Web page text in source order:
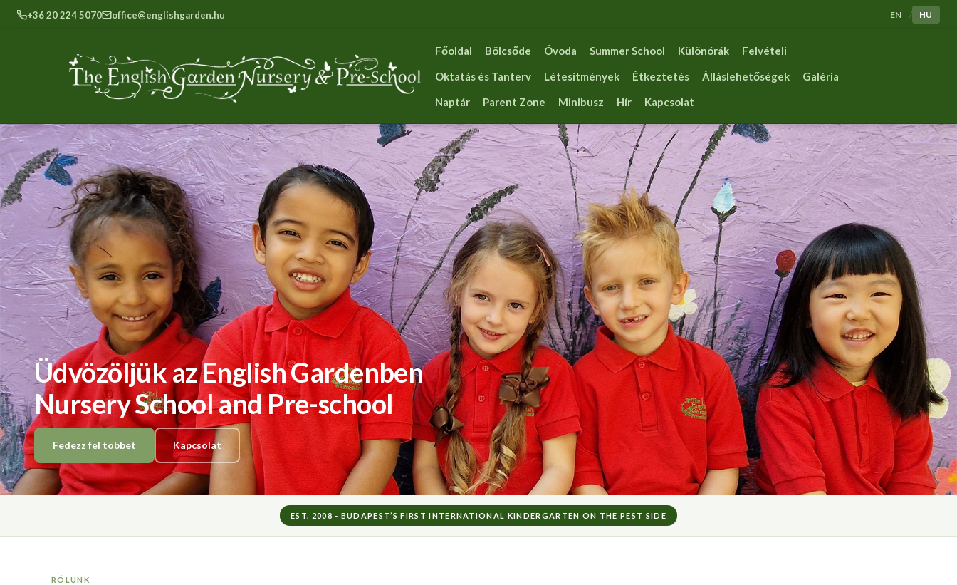
+36 20 224 5070 office@englishgarden.hu EN / HU
Főoldal Bölcsőde Óvoda Summer School Különórák
Felvételi
Oktatás és Tanterv
Létesítmények Étkeztetés Álláslehetőségek
Galéria
Naptár
Parent Zone Minibusz Hír Kapcsolat
Üdvözöljük az English Gardenben
Nursery School and Pre-school
Fedezz fel többet Kapcsolat
EST. 2008 - BUDAPEST’S FIRST INTERNATIONAL KINDERGARTEN ON THE PEST SIDE
RÓLUNK